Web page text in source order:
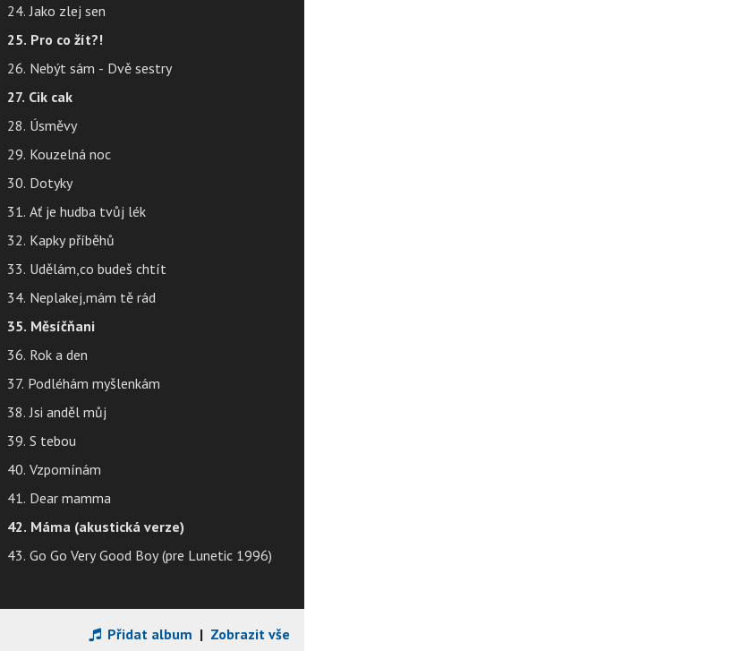
24. Jako zlej sen
25. Pro co žít?!
26. Nebýt sám - Dvě sestry
27. Cik cak
28. Úsměvy
29. Kouzelná noc
30. Dotyky
31. Ať je hudba tvůj lék
32. Kapky příběhů
33. Udělám,co budeš chtít
34. Neplakej,mám tě rád
35. Měsíčňani
36. Rok a den
37. Podléhám myšlenkám
38. Jsi anděl můj
39. S tebou
40. Vzpomínám
41. Dear mamma
42. Máma (akustická verze)
43. Go Go Very Good Boy (pre Lunetic 1996)
Přidat album | Zobrazit vše